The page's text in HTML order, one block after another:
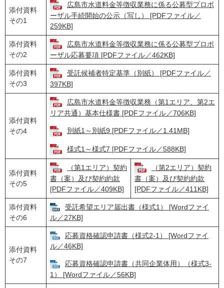
添付資料
その1
広島市水道料金等徴収業務に係る公募型プロポ
ーザル手続開始の公示（写し） [PDFファイル／
259KB]
添付資料
その2
広島市水道料金等徴収業務に係る公募型プロポ
ーザル応募要項 [PDFファイル／462KB]
添付資料
その3
受託候補者特定基準（別紙） [PDFファイル／
397KB]
添付資料
その4
広島市水道料金等徴収業務（第1エリア、第2エ
リア共通）基本仕様書 [PDFファイル／706KB]
別紙1～別紙9 [PDFファイル／1.41MB]
様式1～様式7 [PDFファイル／588KB]
添付資料
その5
（第1エリア）契約
書（案）及び契約約款
[PDFファイル／409KB]
（第2エリア）契約
書（案）及び契約約款
[PDFファイル／411KB]
添付資料
その6
受託希望エリア届出書（様式1） [Wordファイ
ル／27KB]
添付資料
その7
応募資格確認申請書（様式2-1） [Wordファイ
ル／46KB]
応募資格確認申請書（共同企業体用）（様式3-
1） [Wordファイル／56KB]